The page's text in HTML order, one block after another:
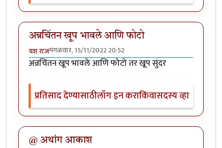
अन्नचिंतन खूप भावले आणि फोटो
यश राजमंगळवार, 15/11/2022 20:52
अन्नचिंतन खूप भावले आणि फोटो तर खूप सुंदर
प्रतिसाद देण्यासाठीलॉग इन कराकिंवासदस्य व्हा
@ अथांग आकाश